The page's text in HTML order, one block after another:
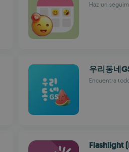
Haz un
우리동네
Encuentra
Flashlight